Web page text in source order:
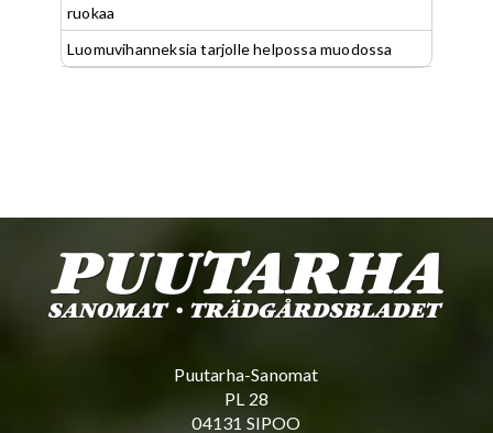
ruokaa
Luomuvihanneksia tarjolle helpossa muodossa
Puutarha-Sanomat
PL 28
04131 SIPOO